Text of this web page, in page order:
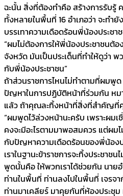
ฉะนั้น สิ่งที่ต้องทำคือ สร้างการรับรู้
ทั้งหลายในพื้นที่ 16 อำเภอว่า จะทำ
บรรเทาความเดือดร้อนพี่น้องประชา
“ผมไม่ต้องการให้พี่น้องประชาชนต้
จังหวัด มันเป็นประเด็นที่ทำให้ดูว่า
กับพี่น้องประชาชน”
ถ้าส่วนราชการไหนไม่ทำตามที่ผมพู
ปัญหาในการปฏิบัติหน้าที่ร่วมกัน หม
แล้ว ถ้าคุณละทิ้งหน้าที่สิ่งที่สำคัญ
“ผมพูดไว้ล่วงหน้านะครับ เพราะผม
คงจะมีอะไรตามมาพอสมควร แต่ผม
กับปัญหาความเดือดร้อนของพี่น้องป
เราในฐานะข้าราชการจะทิ้งประชา
พูดนั้นคือ ให้พวกเราได้ช่วยกัน นา
ท่านในพื้นที่ ท่านลงไปในพื้นที่ เจรจ
ท่านมาเคลียร์ มาคุยกันที่ห้องประชุ